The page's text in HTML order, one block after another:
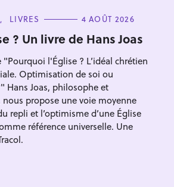
LIVRES 4 AOÛT 2026
? Un livre de Hans Joas
l'Église ? L’idéal chrétien
Optimisation de soi ou
Hans Joas, philosophe et
propose une voie moyenne
repli et l’optimisme d’une Église
référence universelle. Une
appuyez sur